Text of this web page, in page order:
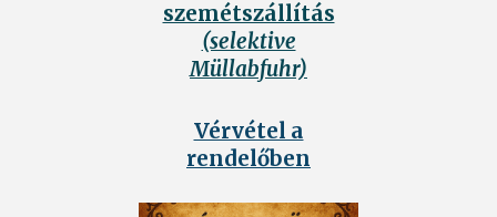
szemétszállítás
(selektive
Müllabfuhr)
Vérvétel a
rendelőben